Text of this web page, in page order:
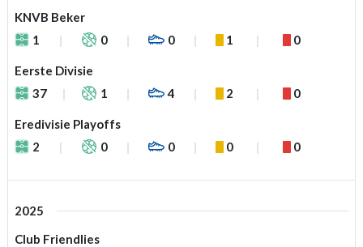
KNVB Beker
1
0 0 1 0
Eerste Divisie
37
1 4 2 0
Eredivisie Playoffs
2
0 0 0 0
2025
Club Friendlies